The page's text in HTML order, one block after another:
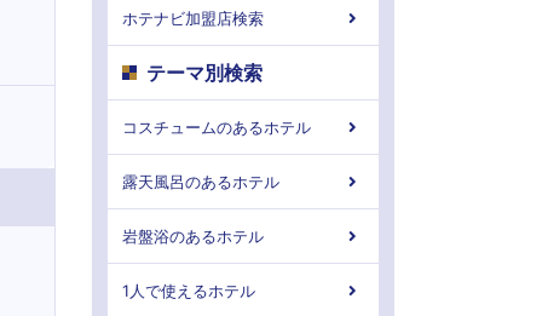
ホテナビ加盟店検索
テーマ別検索
コスチュームのあるホテル
露天風呂のあるホテル
岩盤浴のあるホテル
1人で使えるホテル